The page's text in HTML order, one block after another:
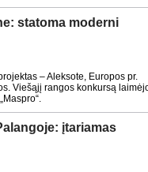
statoma moderni
– Aleksote, Europos pr.
Viešąjį rangos konkursą
įtariamas